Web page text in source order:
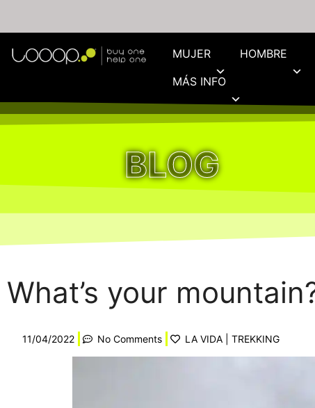
MUJER HOMBRE
MÁS INFO
BLOG
What’s your
11/04/2022 No Comments LA VIDA TREKKING